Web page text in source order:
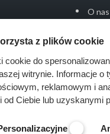
O nas
z plików cookie
cookie do
witrynie. Informacje
reklamowym i
Ciebie lub uzyskanymi